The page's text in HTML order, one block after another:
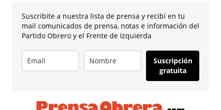
Suscribite a nuestra lista de prensa y recibí en tu
mail comunicados de prensa, notas e información del
Partido Obrero y el Frente de Izquierda
Suscripción
gratuita